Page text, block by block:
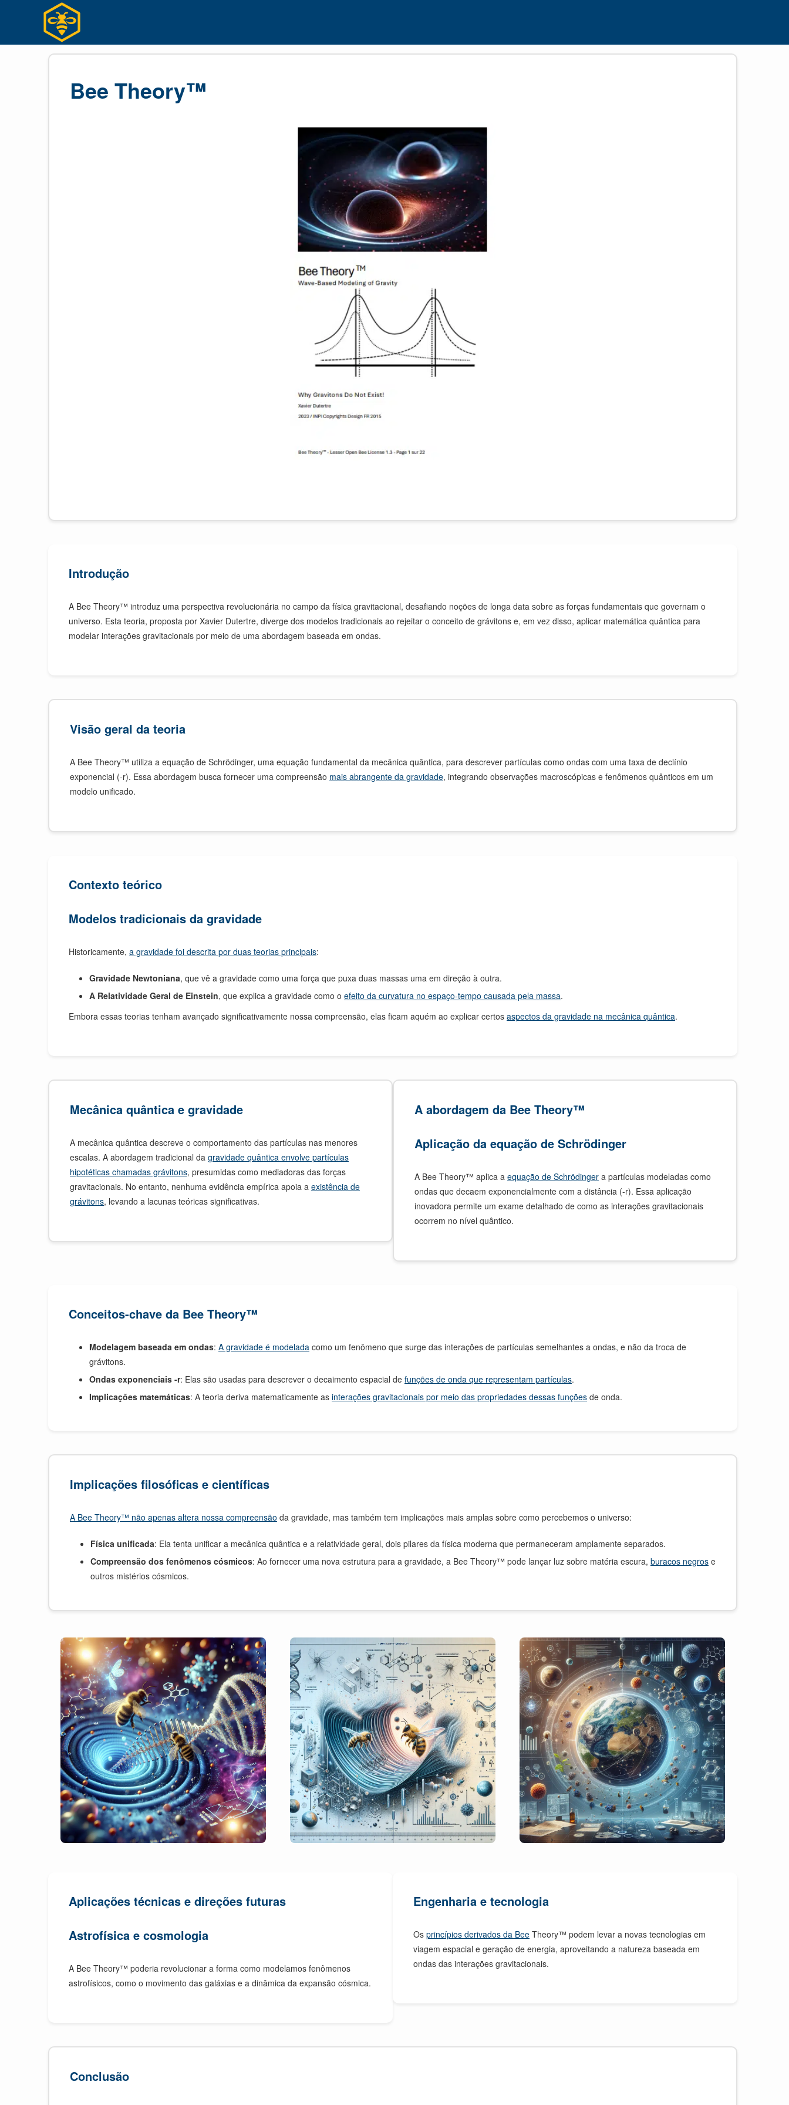
Bee Theory™
Introdução
A Bee Theory™ introduz uma perspectiva revolucionária no campo da física gravitacional, desafiando noções de longa data sobre as forças fundamentais que governam o
universo. Esta teoria, proposta por Xavier Dutertre, diverge dos modelos tradicionais ao rejeitar o conceito de grávitons e, em vez disso, aplicar matemática quântica para
modelar interações gravitacionais por meio de uma abordagem baseada em ondas.
Visão geral da teoria
A Bee Theory™ utiliza a equação de Schrödinger, uma equação fundamental da mecânica quântica, para descrever partículas como ondas com uma taxa de declínio
exponencial (-r). Essa abordagem busca fornecer uma compreensão mais abrangente da gravidade, integrando observações macroscópicas e fenômenos quânticos em um
modelo unificado.
Contexto teórico
Modelos tradicionais da gravidade
Historicamente, a gravidade foi descrita por duas teorias principais:
Gravidade Newtoniana, que vê a gravidade como uma força que puxa duas massas uma em direção à outra.
A Relatividade Geral de Einstein, que explica a gravidade como o efeito da curvatura no espaço-tempo causada pela massa.
Embora essas teorias tenham avançado significativamente nossa compreensão, elas ficam aquém ao explicar certos aspectos da gravidade na mecânica quântica.
Mecânica quântica e gravidade
A mecânica quântica descreve o comportamento das partículas nas menores
escalas. A abordagem tradicional da gravidade quântica envolve partículas
hipotéticas chamadas grávitons, presumidas como mediadoras das forças
gravitacionais. No entanto, nenhuma evidência empírica apoia a existência de
grávitons, levando a lacunas teóricas significativas.
A abordagem da Bee Theory™
Aplicação da equação de Schrödinger
A Bee Theory™ aplica a equação de Schrödinger a partículas modeladas como
ondas que decaem exponencialmente com a distância (-r). Essa aplicação
inovadora permite um exame detalhado de como as interações gravitacionais
ocorrem no nível quântico.
Conceitos-chave da Bee Theory™
Modelagem baseada em ondas: A gravidade é modelada como um fenômeno que surge das interações de partículas semelhantes a ondas, e não da troca de
grávitons.
Ondas exponenciais -r: Elas são usadas para descrever o decaimento espacial de funções de onda que representam partículas.
Implicações matemáticas: A teoria deriva matematicamente as interações gravitacionais por meio das propriedades dessas funções de onda.
Implicações filosóficas e científicas
A Bee Theory™ não apenas altera nossa compreensão da gravidade, mas também tem implicações mais amplas sobre como percebemos o universo:
Física unificada: Ela tenta unificar a mecânica quântica e a relatividade geral, dois pilares da física moderna que permaneceram amplamente separados.
Compreensão dos fenômenos cósmicos: Ao fornecer uma nova estrutura para a gravidade, a Bee Theory™ pode lançar luz sobre matéria escura, buracos negros e
outros mistérios cósmicos.
Aplicações técnicas e direções futuras
Astrofísica e cosmologia
A Bee Theory™ poderia revolucionar a forma como modelamos fenômenos
astrofísicos, como o movimento das galáxias e a dinâmica da expansão cósmica.
Engenharia e tecnologia
Os princípios derivados da Bee Theory™ podem levar a novas tecnologias em
viagem espacial e geração de energia, aproveitando a natureza baseada em
ondas das interações gravitacionais.
Conclusão